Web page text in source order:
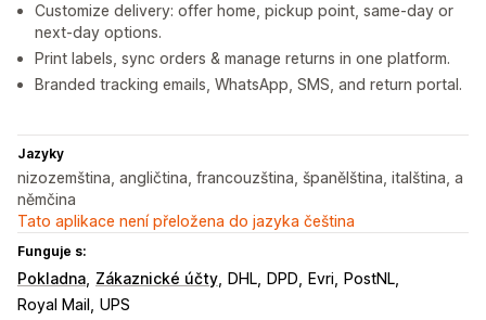
Customize delivery: offer home, pickup point, same-day or
next-day options.
Print labels, sync orders & manage returns in one platform.
Branded tracking emails, WhatsApp, SMS, and return portal.
Jazyky
nizozemština, angličtina, francouzština, španělština, italština, a
němčina
Tato aplikace není přeložena do jazyka čeština
Funguje s:
Pokladna Zákaznické účty DHL DPD Evri
PostNL
Royal Mail
UPS